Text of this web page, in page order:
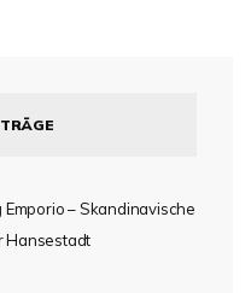
– Skandinavische
Hansestadt